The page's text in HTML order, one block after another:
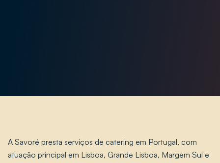
A Savoré presta serviços de catering em Portugal, com
atuação principal em Lisboa, Grande Lisboa, Margem Sul e